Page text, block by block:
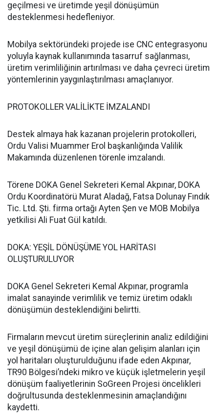
geçilmesi ve üretimde yeşil dönüşümün
desteklenmesi hedefleniyor.
Mobilya sektöründeki projede ise CNC entegrasyonu
yoluyla kaynak kullanımında tasarruf sağlanması,
üretim verimliliğinin artırılması ve daha çevreci üretim
yöntemlerinin yaygınlaştırılması amaçlanıyor.
PROTOKOLLER VALİLİKTE İMZALANDI
Destek almaya hak kazanan projelerin protokolleri,
Ordu Valisi Muammer Erol başkanlığında Valilik
Makamında düzenlenen törenle imzalandı.
Törene DOKA Genel Sekreteri Kemal Akpınar, DOKA
Ordu Koordinatörü Murat Aladağ, Fatsa Dolunay Fındık
Tic. Ltd. Şti. firma ortağı Ayten Şen ve MOB Mobilya
yetkilisi Ali Fuat Gül katıldı.
DOKA: YEŞİL DÖNÜŞÜME YOL HARİTASI
OLUŞTURULUYOR
DOKA Genel Sekreteri Kemal Akpınar, programla
imalat sanayinde verimlilik ve temiz üretim odaklı
dönüşümün desteklendiğini belirtti.
Firmaların mevcut üretim süreçlerinin analiz edildiğini
ve yeşil dönüşümü de içine alan gelişim alanları için
yol haritaları oluşturulduğunu ifade eden Akpınar,
TR90 Bölgesi’ndeki mikro ve küçük işletmelerin yeşil
dönüşüm faaliyetlerinin SoGreen Projesi öncelikleri
doğrultusunda desteklenmesinin amaçlandığını
kaydetti.